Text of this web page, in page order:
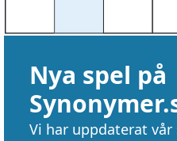
Nya spel på
Vi har uppdaterat vår